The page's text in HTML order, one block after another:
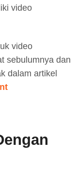
video
video
sebulumnya dan
dalam artikel